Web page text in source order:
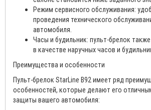
Режим сервисного обслуживания:
проведения технического
автомобиля.
Часы и будильник: пульт-брелок
в качестве наручных часов и
Преимущества и особенности
Пульт-брелок StarLine B92 имеет ряд
особенностей, которые делают его
защиты вашего автомобиля: